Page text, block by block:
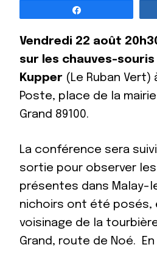
Vendredi 22 août
sur les chauves-souris
Kupper (Le Ruban Vert)
Poste, place de la
Grand 89100.
La conférence sera
sortie pour observer
présentes dans Malay-
nichoirs ont été posés,
voisinage de la
Grand, route de Noé.